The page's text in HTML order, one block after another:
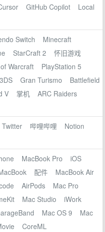
GitHub Copilot
Local
Switch
Minecraft
StarCraft 2
怀旧游戏
Warcraft
PlayStation 5
3DS Gran Turismo
Battlefield
V 掌机
ARC Raiders
Twitter 哔哩哔哩
Notion
MacBook Pro
iOS
配件
MacBook Air
AirPods
Mac Pro
Mac Studio
iWork
Mac OS 9
Mac
CoreML